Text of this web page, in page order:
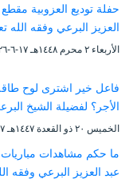
حفلة توديع العزوبية
العزيز البرعي وفقه الله
الأربعاء ۲ محرم ۱٤٤۸هـ ۱۷-٦-۲۰۲٦م
فاعل خير اشترى لوح
الأجر؟ لفضيلة الشيخ
الخميس ۲۰ ذو القعدة ۱٤٤۷هـ ۷-۵-۲۰۲٦م
ما حكم مشاهدات مباريات
عبد العزيز البرعي وفقه